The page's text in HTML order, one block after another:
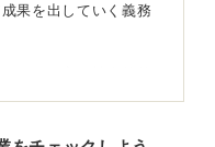
果を出していく義務